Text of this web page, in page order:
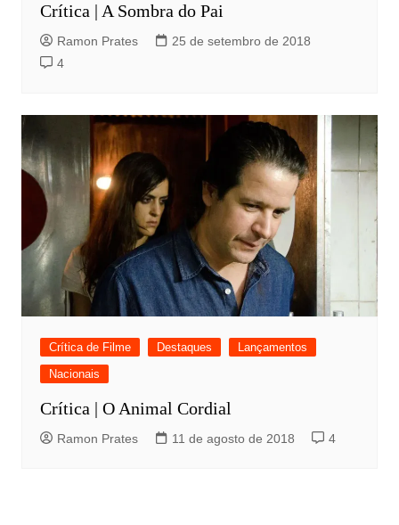
Crítica | A Sombra do Pai
Ramon Prates
25 de setembro de 2018
4
Crítica de Filme Destaques
Lançamentos
Nacionais
Crítica | O Animal Cordial
Ramon Prates 11 de agosto de 2018 4